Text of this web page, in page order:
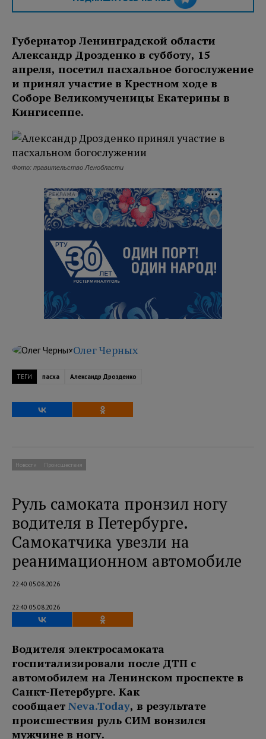
Губернатор Ленинградской области
Александр Дрозденко в субботу, 15
апреля, посетил пасхальное богослужение
и принял участие в Крестном ходе в
Соборе Великомученицы Екатерины в
Кингисеппе.
Фото: правительство Ленобласти
РЕКЛАМА
Олег Черных
ТЕГИ пасха Александр Дрозденко
Новости Происшествия
Руль самоката пронзил ногу
водителя в Петербурге.
Самокатчика увезли на
реанимационном автомобиле
22:40 05.08.2026
22:40 05.08.2026
Водителя электросамоката
госпитализировали после ДТП с
автомобилем на Ленинском проспекте в
Санкт-Петербурге. Как
сообщает Neva.Today, в результате
происшествия руль СИМ вонзился
мужчине в ногу.